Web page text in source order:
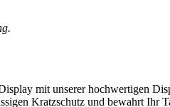
mit unserer hochwertigen
Kratzschutz und bewahrt